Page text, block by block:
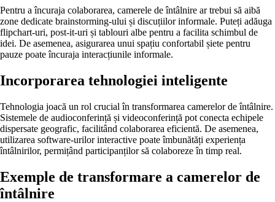
Pentru a încuraja colaborarea, camerele de întâlnire ar trebui să aibă
zone dedicate brainstorming-ului și discuțiilor informale. Puteți adăuga
flipchart-uri, post-it-uri și tablouri albe pentru a facilita schimbul de
idei. De asemenea, asigurarea unui spațiu confortabil șiete pentru
pauze poate încuraja interacțiunile informale.
Incorporarea tehnologiei inteligente
Tehnologia joacă un rol crucial în transformarea camerelor de întâlnire.
Sistemele de audioconferință și videoconferință pot conecta echipele
dispersate geografic, facilitând colaborarea eficientă. De asemenea,
utilizarea software-urilor interactive poate îmbunătăți experiența
întâlnirilor, permițând participanților să colaboreze în timp real.
Exemple de transformare a camerelor de
întâlnire